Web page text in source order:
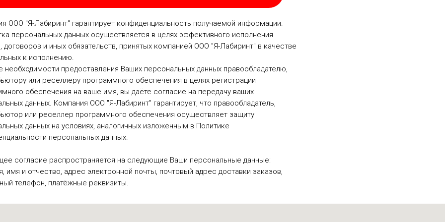
ООО "Я-Лабиринт" гарантирует конфиденциальность получаемой информации.
персональных данных осуществляется в целях эффективного исполнения
договоров и иных обязательств, принятых компанией ООО "Я-Лабиринт" в качестве
к исполнению.
необходимости предоставления Ваших персональных данных правообладателю,
или реселлеру программного обеспечения в целях регистрации
обеспечения на ваше имя, вы даёте согласие на передачу ваших
данных. Компания ООО "Я-Лабиринт" гарантирует, что правообладатель,
или реселлер программного обеспечения осуществляет защиту
данных на условиях, аналогичных изложенным в Политике
персональных данных.
согласие распространяется на следующие Ваши персональные данные:
имя и отчество, адрес электронной почты, почтовый адрес доставки заказов,
телефон, платёжные реквизиты.